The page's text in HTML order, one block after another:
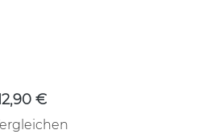
€